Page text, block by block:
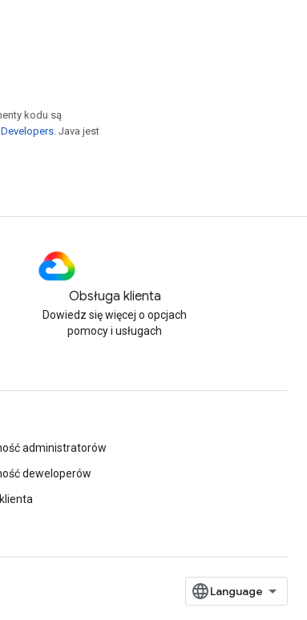
kodu są
. Java jest
Obsługa klienta
Dowiedz się więcej o opcjach
pomocy i usługach
administratorów
deweloperów